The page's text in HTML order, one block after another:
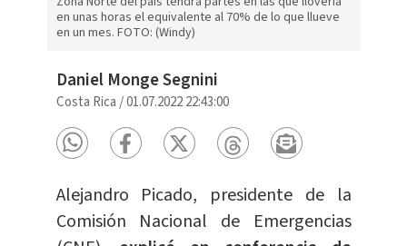
en unas horas el equivalente al 70% de lo que llueve
en un mes. FOTO: (Windy)
Daniel Monge Segnini
Costa Rica /01.07.2022 22:43:00
Alejandro Picado, presidente de la
Comisión Nacional de Emergencias